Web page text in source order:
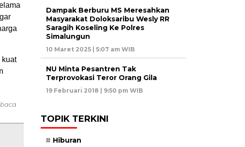
kuat
Dampak Berburu MS Meresahkan
Masyarakat Doloksaribu Wesly RR
Saragih Koseling Ke Polres
Simalungun
10 Maret 2025 | 5:07 am WIB
NU Minta Pesantren Tak
Terprovokasi Teror Orang Gila
19 Februari 2018 | 9:50 pm WIB
TOPIK TERKINI
Hiburan